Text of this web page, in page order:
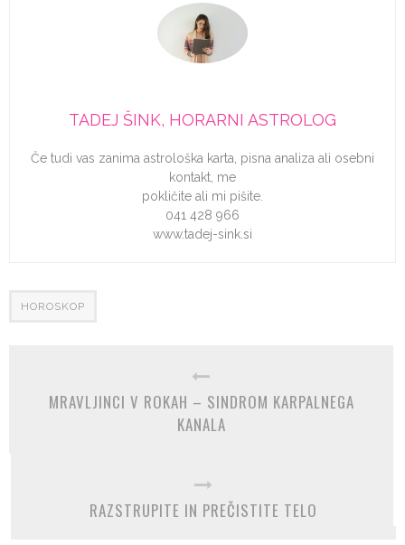
TADEJ ŠINK, HORARNI ASTROLOG
Če tudi vas zanima astrološka karta, pisna analiza ali osebni
kontakt, me
pokličite ali mi pišite.
041 428 966
www.tadej-sink.si
HOROSKOP
MRAVLJINCI V ROKAH – SINDROM KARPALNEGA
KANALA
RAZSTRUPITE IN PREČISTITE TELO